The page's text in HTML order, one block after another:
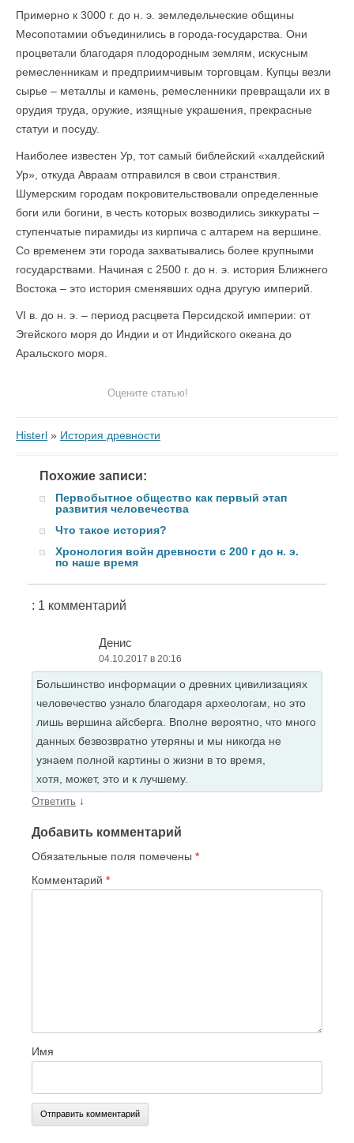
Примерно к 3000 г. до н. э. земледельческие общины
Месопотамии объединились в города-государства. Они
процветали благодаря плодородным землям, искусным
ремесленникам и предприимчивым торговцам. Купцы везли
сырье – металлы и камень, ремесленники превращали их в
орудия труда, оружие, изящные украшения, прекрасные
статуи и посуду.
Наиболее известен Ур, тот самый библейский «халдейский
Ур», откуда Авраам отправился в свои странствия.
Шумерским городам покровительствовали определенные
боги или богини, в честь которых возводились зиккураты –
ступенчатые пирамиды из кирпича с алтарем на вершине.
Со временем эти города захватывались более крупными
государствами. Начиная с 2500 г. до н. э. история Ближнего
Востока – это история сменявших одна другую империй.
VI в. до н. э. – период расцвета Персидской империи: от
Эгейского моря до Индии и от Индийского океана до
Аральского моря.
Оцените статью!
Histerl » История древности
Похожие записи:
Первобытное общество как первый этап
развития человечества
Что такое история?
Хронология войн древности с 200 г до н. э.
по наше время
: 1 комментарий
Денис
04.10.2017 в 20:16
Большинство информации о древних цивилизациях
человечество узнало благодаря археологам, но это
лишь вершина айсберга. Вполне вероятно, что много
данных безвозвратно утеряны и мы никогда не
узнаем полной картины о жизни в то время,
хотя, может, это и к лучшему.
Ответить ↓
Добавить комментарий
Обязательные поля помечены *
Комментарий *
Имя